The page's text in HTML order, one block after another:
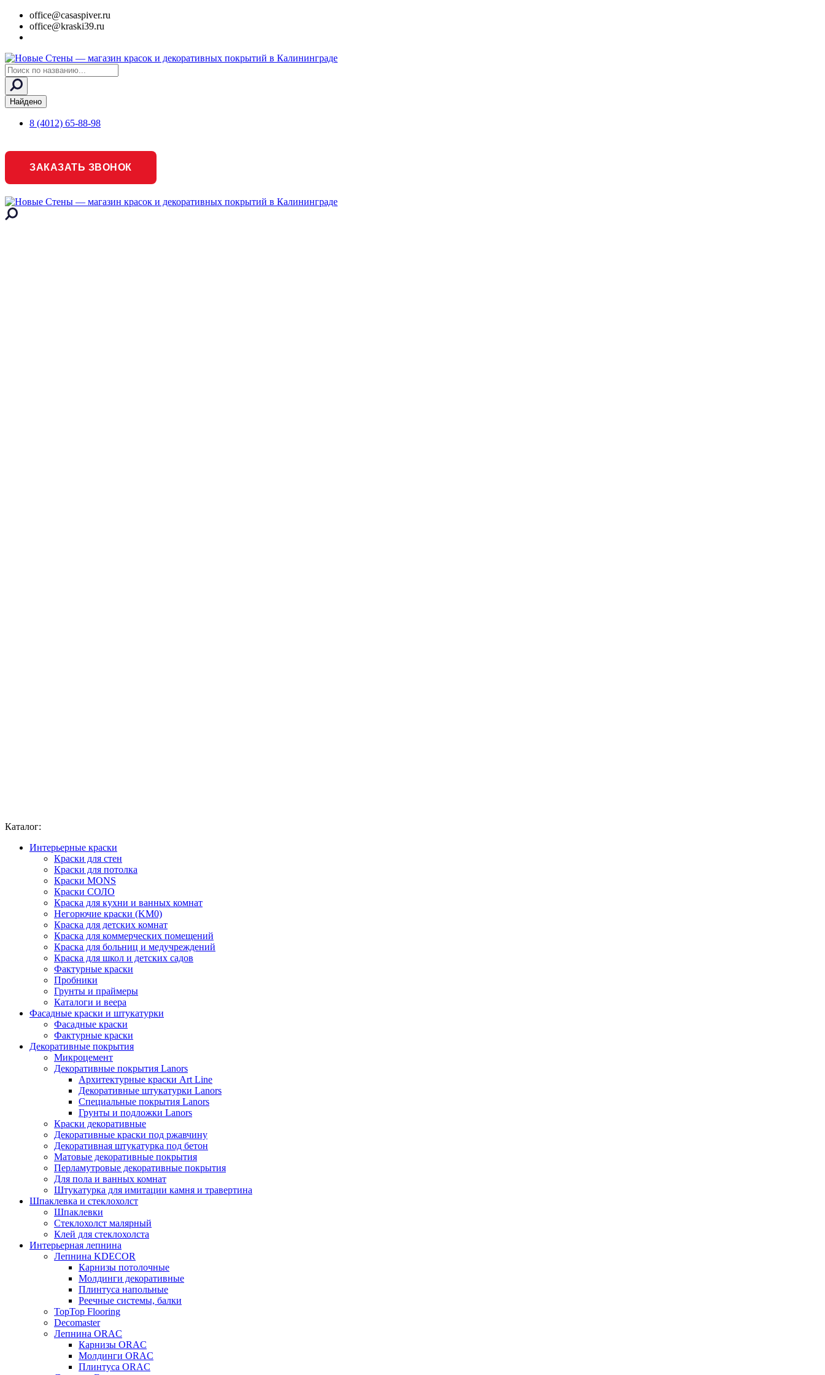
office@casaspiver.ru
office@kraski39.ru
Search
...
Найдено
8 (4012) 65-88-98
ЗАКАЗАТЬ ЗВОНОК
Каталог:
Интерьерные краски
Краски для стен
Краски для потолка
Краски MONS
Краски СОЛО
Краска для кухни и ванных комнат
Негорючие краски (KM0)
Краска для детских комнат
Краска для коммерческих помещений
Краска для больниц и медучреждений
Краска для школ и детских садов
Фактурные краски
Пробники
Грунты и праймеры
Каталоги и веера
Фасадные краски и штукатурки
Фасадные краски
Фактурные краски
Декоративные покрытия
Микроцемент
Декоративные покрытия Lanors
Архитектурные краски Art Line
Декоративные штукатурки Lanors
Специальные покрытия Lanors
Грунты и подложки Lanors
Краски декоративные
Декоративные краски под ржавчину
Декоративная штукатурка под бетон
Матовые декоративные покрытия
Перламутровые декоративные покрытия
Для пола и ванных комнат
Штукатурка для имитации камня и травертина
Шпаклевка и стеклохолст
Шпаклевки
Стеклохолст малярный
Клей для стеклохолста
Интерьерная лепнина
Лепнина KDECOR
Карнизы потолочные
Молдинги декоративные
Плинтуса напольные
Реечные системы, балки
TopTop Flooring
Decomaster
Лепнина ORAC
Карнизы ORAC
Молдинги ORAC
Плинтуса ORAC